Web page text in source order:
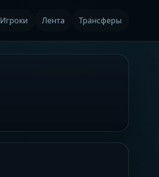
Игроки Лента Трансферы